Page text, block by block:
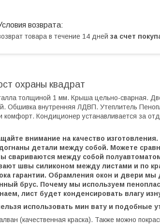
товара в течение 14 дней за счет
охраны квадрат
толщиной 1 мм. Крыша цельно-сварная.
Обшивка внутренняя ЛДВП. Утеплитель
комфорт. Кондиционер устанавливается за
внимание на качество
детали между собой. Можете
свариваются между собой
швы силиконом между листами и по
гарантии. Обрамления окон и двери мы
брус. Почему мы используем
лист будет конденсировать влагу
использовать мин вату и подобные
(качественная краска). Также можно